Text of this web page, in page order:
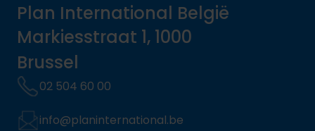
Plan International België
Markiesstraat 1, 1000
Brussel
02 504 60 00
info@planinternational.be